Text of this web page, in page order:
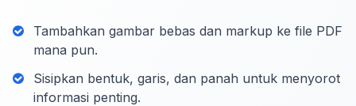
Tambahkan gambar bebas dan markup ke file PDF
mana pun.
Sisipkan bentuk, garis, dan panah untuk menyorot
informasi penting.